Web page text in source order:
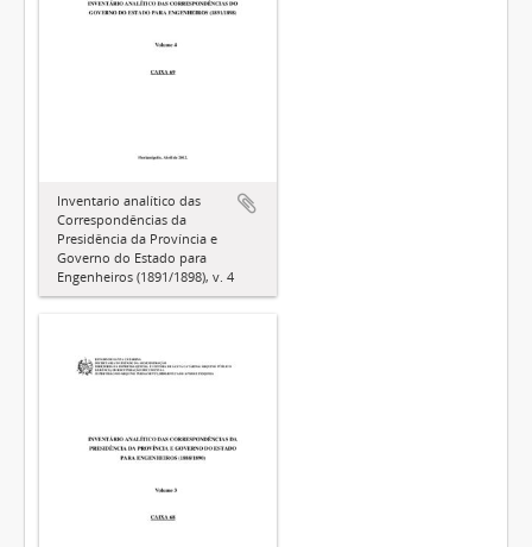
Inventario analítico das
Correspondências da
Presidência da Província e
Governo do Estado para
Engenheiros (1891/1898), v. 4